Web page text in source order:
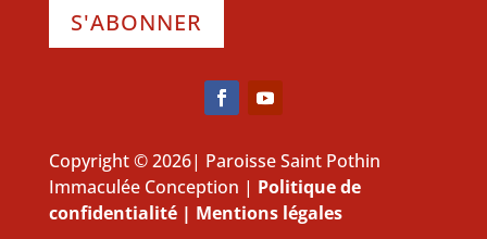
S'ABONNER
Copyright © 2026| Paroisse Saint Pothin
Immaculée Conception | Politique de
confidentialité| Mentions légales